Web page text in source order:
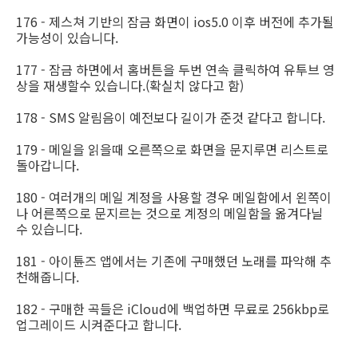
176 - 제스쳐 기반의 잠금 화면이 ios5.0 이후 버전에 추가될
가능성이 있습니다.
177 - 잠금 하면에서 홈버튼을 두번 연속 클릭하여 유투브 영
상을 재생할수 있습니다.(확실치 않다고 함)
178 - SMS 알림음이 예전보다 길이가 준것 같다고 합니다.
179 - 메일을 읽을때 오른쪽으로 화면을 문지루면 리스트로
돌아갑니다.
180 - 여러개의 메일 계정을 사용할 경우 메일함에서 왼쪽이
나 어른쪽으로 문지르는 것으로 계정의 메일함을 옮겨다닐
수 있습니다.
181 - 아이튠즈 앱에서는 기존에 구매했던 노래를 파악해 추
천해줍니다.
182 - 구매한 곡들은 iCloud에 백업하면 무료로 256kbp로
업그레이드 시켜준다고 합니다.